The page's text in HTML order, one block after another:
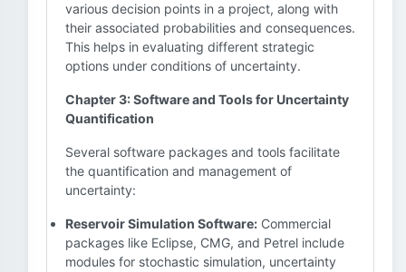
various decision points in a project, along with
their associated probabilities and consequences.
This helps in evaluating different strategic
options under conditions of uncertainty.
Chapter 3: Software and Tools for Uncertainty
Quantification
Several software packages and tools facilitate
the quantification and management of
uncertainty:
Reservoir Simulation Software: Commercial
packages like Eclipse, CMG, and Petrel include
modules for stochastic simulation, uncertainty